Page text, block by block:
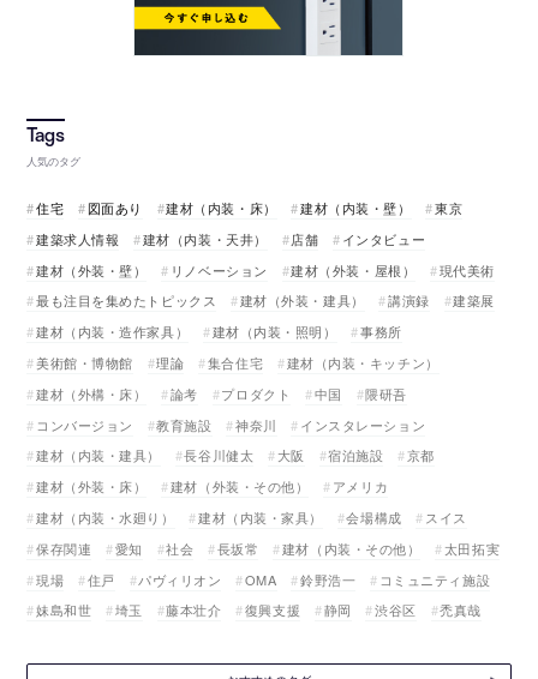
人気のタグ
住宅 図面あり 建材（内装・床） 建材（内装・壁）
東京
建築求人情報
建材（内装・天井） 店舗
インタビュー
建材（外装・壁）
リノベーション 建材（外装・屋根）
現代美術
最も注目を集めたトピックス
建材（外装・建具） 講演録
建築展
建材（内装・造作家具）
建材（内装・照明）
事務所
美術館・博物館
理論 集合住宅
建材（内装・キッチン）
建材（外構・床）
論考 プロダクト 中国
隈研吾
コンバージョン
教育施設 神奈川
インスタレーション
建材（内装・建具）
長谷川健太 大阪 宿泊施設
京都
建材（外装・床）
建材（外装・その他）
アメリカ
建材（内装・水廻り）
建材（内装・家具） 会場構成
スイス
保存関連
愛知 社会 長坂常 建材（内装・その他）
太田拓実
現場
住戸 パヴィリオン OMA 鈴野浩一
コミュニティ施設
妹島和世
埼玉 藤本壮介 復興支援 静岡 渋谷区 禿真哉